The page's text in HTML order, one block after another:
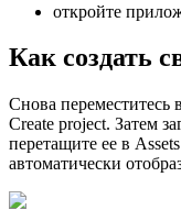
откройте
Как создать
Снова переместитесь
Create project. Затем
перетащите ее в
автоматически